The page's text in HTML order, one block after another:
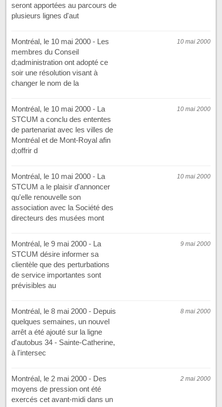
seront apportées au parcours de
plusieurs lignes d'aut
10 mai 2000
Montréal, le 10 mai 2000 - Les
membres du Conseil
d;administration ont adopté ce
soir une résolution visant à
changer le nom de la
10 mai 2000
Montréal, le 10 mai 2000 - La
STCUM a conclu des ententes
de partenariat avec les villes de
Montréal et de Mont-Royal afin
d;offrir d
10 mai 2000
Montréal, le 10 mai 2000 - La
STCUM a le plaisir d'annoncer
qu'elle renouvelle son
association avec la Société des
directeurs des musées mont
9 mai 2000
Montréal, le 9 mai 2000 - La
STCUM désire informer sa
clientèle que des perturbations
de service importantes sont
prévisibles au
8 mai 2000
Montréal, le 8 mai 2000 - Depuis
quelques semaines, un nouvel
arrêt a été ajouté sur la ligne
d'autobus 34 - Sainte-Catherine,
à l'intersec
2 mai 2000
Montréal, le 2 mai 2000 - Des
moyens de pression ont été
exercés cet avant-midi dans un